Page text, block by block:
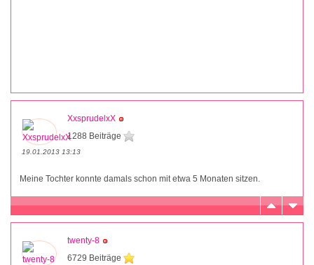
XxsprudelxX
1288 Beiträge
19.01.2013 13:13
Meine Tochter konnte damals schon mit etwa 5 Monaten sitzen.
twenty-8
6729 Beiträge